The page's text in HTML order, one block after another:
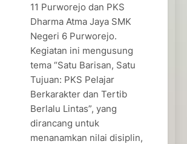
11 Purworejo dan PKS
Dharma Atma Jaya SMK
Negeri 6 Purworejo.
Kegiatan ini mengusung
tema “Satu Barisan, Satu
Tujuan: PKS Pelajar
Berkarakter dan Tertib
Berlalu Lintas”, yang
dirancang untuk
menanamkan nilai disiplin,